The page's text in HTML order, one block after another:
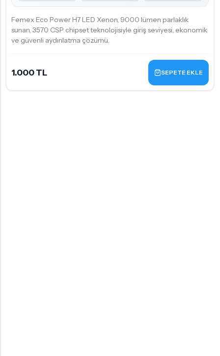
Femex Eco Power H7 LED Xenon, 9000 lümen parlaklık
sunan, 3570 CSP chipset teknolojisiyle giriş seviyesi, ekonomik
ve güvenli aydınlatma çözümü.
1.000 TL SEPETE EKLE